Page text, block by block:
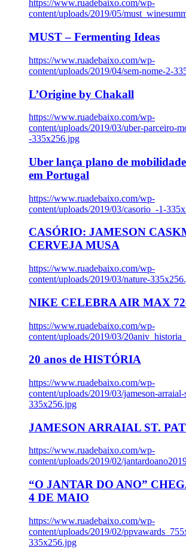
https://www.ruadebaixo.com/wp-
content/uploads/2019/05/
MUST – Fermenting Ideas
https://www.ruadebaixo.com/wp-
content/uploads/2019/04/sem-nome-2-
L’Origine by Chakall
https://www.ruadebaixo.com/wp-
content/uploads/2019/03/uber-parceiro-
-335x256.jpg
Uber lança plano de
em Portugal
https://www.ruadebaixo.com/wp-
content/uploads/2019/03/casorio_-1-
CASÓRIO: JAMESON
CERVEJA MUSA
https://www.ruadebaixo.com/wp-
content/uploads/2019/03/nature-
NIKE CELEBRA AIR MAX
https://www.ruadebaixo.com/wp-
content/uploads/2019/03/
20 anos de HISTÓRIA
https://www.ruadebaixo.com/wp-
content/uploads/2019/03/jameson-
335x256.jpg
JAMESON ARRAIAL ST.
https://www.ruadebaixo.com/wp-
content/uploads/2019/02/
“O JANTAR DO ANO”
4 DE MAIO
https://www.ruadebaixo.com/wp-
content/uploads/2019/02/
335x256.jpg